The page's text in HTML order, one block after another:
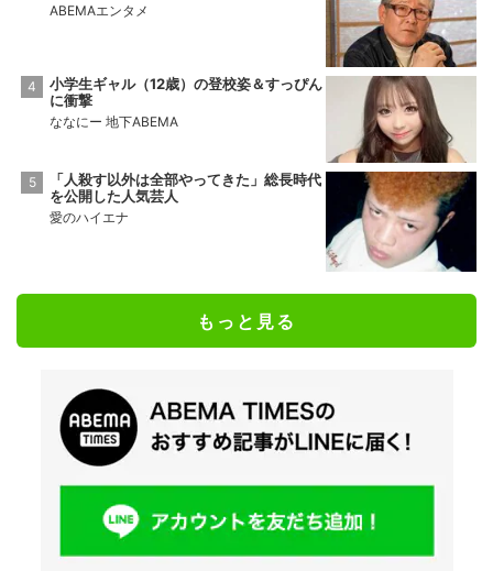
ABEMAエンタメ
小学生ギャル（12歳）の登校姿＆すっぴん
に衝撃
ななにー 地下ABEMA
「人殺す以外は全部やってきた」総長時代
を公開した人気芸人
愛のハイエナ
もっと見る